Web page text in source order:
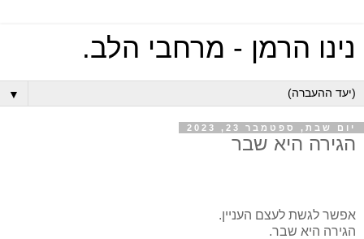
נינו הרמן - מרחבי הלב.
▼
יום שבת, ספטמבר 23, 2023
הגירה היא שבר
אפשר לגשת לעצם העניין.
הגירה היא שבר.